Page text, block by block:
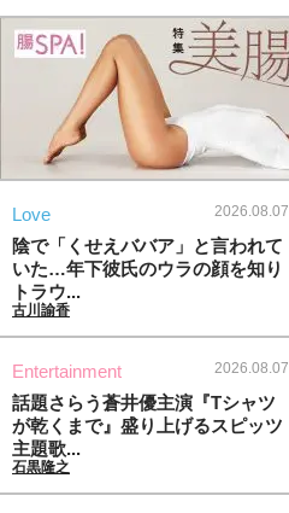
Love 2026.08.07
陰で「くせえババア」と言われて
いた…年下彼氏のウラの顔を知り
トラウ...
古川諭香
Entertainment 2026.08.07
話題さらう蒼井優主演『Tシャツ
が乾くまで』盛り上げるスピッツ
主題歌...
石黒隆之